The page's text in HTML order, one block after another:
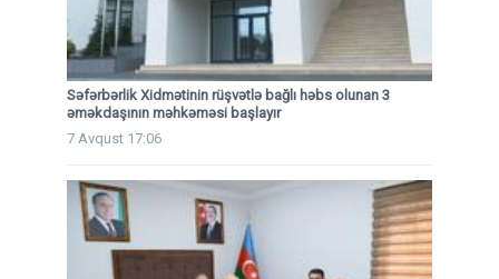
Səfərbərlik Xidmətinin rüşvətlə bağlı həbs olunan 3
əməkdaşının məhkəməsi başlayır
7 Avqust 17:06